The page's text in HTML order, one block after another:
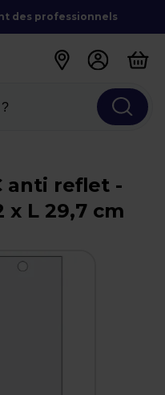
des professionnels
anti reflet -
x L 29,7 cm